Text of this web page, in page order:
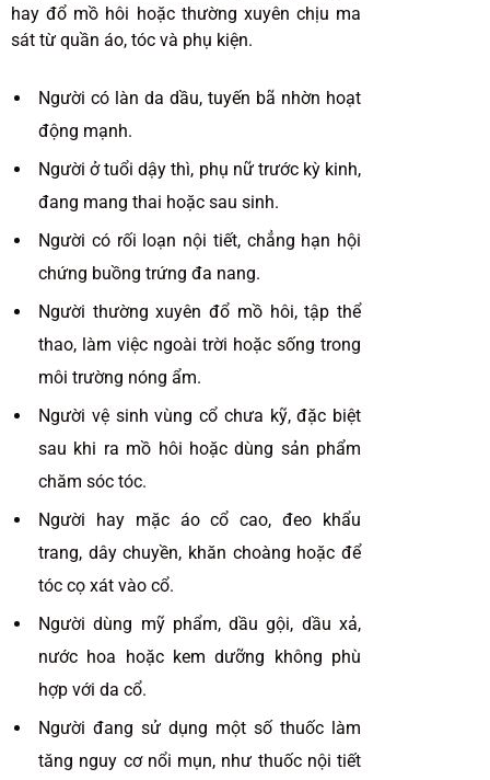
hay đổ mồ hôi hoặc thường xuyên chịu ma
sát từ quần áo, tóc và phụ kiện.
Người có làn da dầu, tuyến bã nhờn hoạt
động mạnh.
Người ở tuổi dậy thì, phụ nữ trước kỳ kinh,
đang mang thai hoặc sau sinh.
Người có rối loạn nội tiết, chẳng hạn hội
chứng buồng trứng đa nang.
Người thường xuyên đổ mồ hôi, tập thể
thao, làm việc ngoài trời hoặc sống trong
môi trường nóng ẩm.
Người vệ sinh vùng cổ chưa kỹ, đặc biệt
sau khi ra mồ hôi hoặc dùng sản phẩm
chăm sóc tóc.
Người hay mặc áo cổ cao, đeo khẩu
trang, dây chuyền, khăn choàng hoặc để
tóc cọ xát vào cổ.
Người dùng mỹ phẩm, dầu gội, dầu xả,
nước hoa hoặc kem dưỡng không phù
hợp với da cổ.
Người đang sử dụng một số thuốc làm
tăng nguy cơ nổi mụn, như thuốc nội tiết